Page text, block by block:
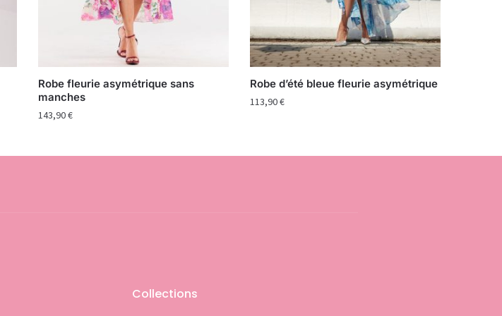
Robe fleurie asymétrique sans
manches
143,90€
Robe d’été bleue fleurie asymétrique
113,90€
Collections